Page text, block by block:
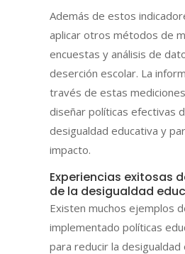
Además de estos
aplicar otros métodos de
encuestas y análisis de
deserción escolar. La
través de estas
diseñar políticas efectivas
desigualdad educativa y
impacto.
Experiencias exitosas
de la desigualdad
Existen muchos ejemplos
implementado políticas
para reducir la desigualdad